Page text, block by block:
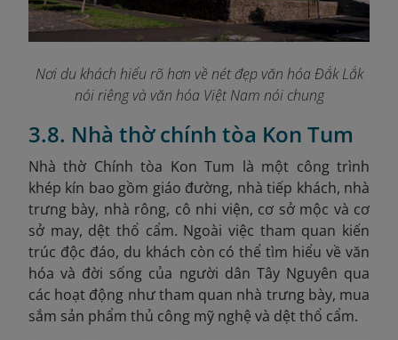
Nơi du khách hiểu rõ hơn về nét đẹp văn hóa Đắk Lắk
nói riêng và văn hóa Việt Nam nói chung
3.8. Nhà thờ chính tòa Kon Tum
Nhà thờ Chính tòa Kon Tum là một công trình
khép kín bao gồm giáo đường, nhà tiếp khách, nhà
trưng bày, nhà rông, cô nhi viện, cơ sở mộc và cơ
sở may, dệt thổ cẩm. Ngoài việc tham quan kiến
trúc độc đáo, du khách còn có thể tìm hiểu về văn
hóa và đời sống của người dân Tây Nguyên qua
các hoạt động như tham quan nhà trưng bày, mua
sắm sản phẩm thủ công mỹ nghệ và dệt thổ cẩm.